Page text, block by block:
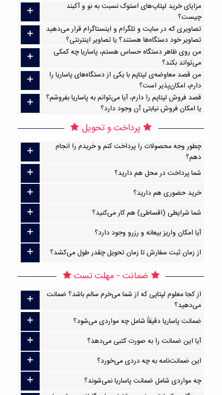
مزایای خرید لپتاپ‌های استوک نسبت به نو و آکبند
چیست؟
تصاویری که در سایت و تلگرام و اینستاگرام قرار می‌دهید
تصاویر خود دستگاه‌ها هستند؟ یا تصاویر اینترنتی؟
من روی ظاهر دستگاه حساس هستم، پاساریا چه کمکی
می‌تواند بکند؟
من قصد معاوضه‌ی لپتاپم با یکی از دستگاه‌های پاساریا را
دارم، امکان‌پذیر است؟
قصد فروش لپتاپم را دارم، آیا می‌توانم به پاساریا بفروشم؟
یا امکان فروش نیابتی آن وجود دارد؟
پرداخت و تحویل
چطور وجه محصولات را پرداخت کنم و خریدم را انجام
دهم؟
شما پرداخت در محل هم دارید؟
خرید حضوری هم دارید؟
شما شرایطی (اقساطی) هم کار می‌کنید؟
آیا امکان واریز بیعانه و رزرو وجود دارد؟
از زمان ثبت سفارش تا زمان تحویل چقدر طول می‌کشد؟
ضمانت - مهلت تست
از کجا معلوم لپتاپی که از شما می‌خرم سالم باشد؟ ضمانت
می‌دهید؟
ضمانت پاساریا دقیقاً شامل چه مواردی می‌شود؟
آیا این ضمانت را به صورت کتبی می‌دهد؟
این ضمانت‌نامه به چه دردی می‌خورد؟
چه مواردی شامل ضمانت پاساریا نمی‌شوند؟